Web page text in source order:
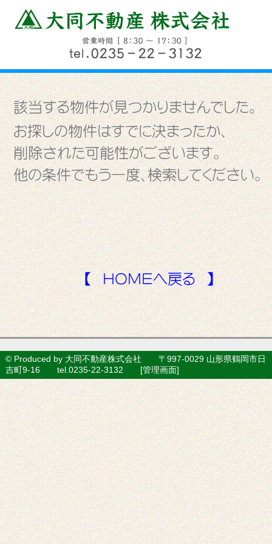
© Produced by 大同不動産株式会社 〒997-0029 山形県鶴岡市日
吉町9-16 tel.0235-22-3132 [管理画面]